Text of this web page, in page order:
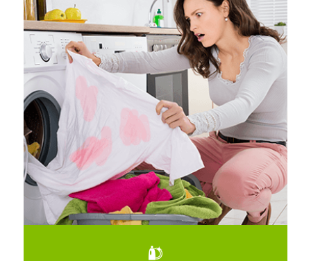
Tener una mascota en casa es increíble, ya
sea un gato o un perro. Nos brindan su
los muebles y desorden.